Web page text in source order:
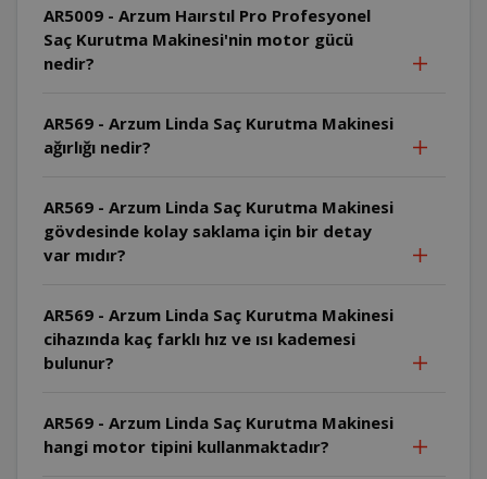
AR5009 - Arzum Haırstıl Pro Profesyonel
Saç Kurutma Makinesi'nin motor gücü
nedir?
AR569 - Arzum Linda Saç Kurutma Makinesi
ağırlığı nedir?
AR569 - Arzum Linda Saç Kurutma Makinesi
gövdesinde kolay saklama için bir detay
var mıdır?
AR569 - Arzum Linda Saç Kurutma Makinesi
cihazında kaç farklı hız ve ısı kademesi
bulunur?
AR569 - Arzum Linda Saç Kurutma Makinesi
hangi motor tipini kullanmaktadır?